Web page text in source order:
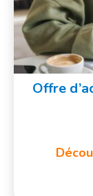
Offre